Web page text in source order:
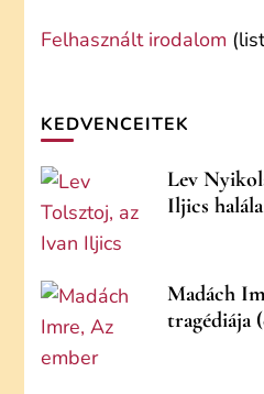
Felhasznált irodalom
KEDVENCEITEK
Lev
Iljics
Madách
tragédiája